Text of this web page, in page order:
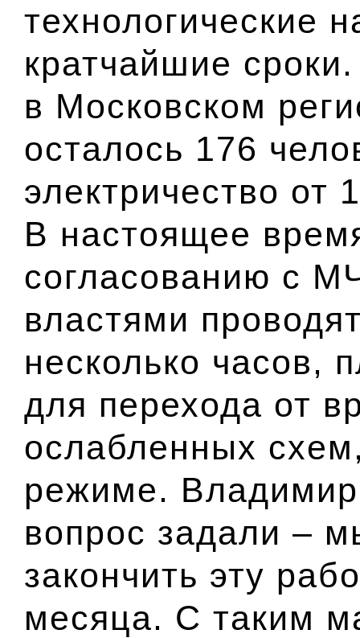
технологические
кратчайшие
в Московском
осталось 176
электричество от
В настоящее
согласованию с
властями
несколько часов,
для перехода от
ослабленных
режиме.
вопрос задали –
закончить эту
месяца. С таким